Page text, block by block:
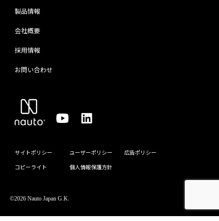
製品情報
会社概要
採用情報
お問い合わせ
サイトポリシー ユーザーポリシー
広告ポリシー
コピーライト
個人情報保護方針
©2026 Nauto Japan G.K.